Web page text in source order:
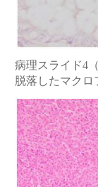
病理スライド4
脱落したマク